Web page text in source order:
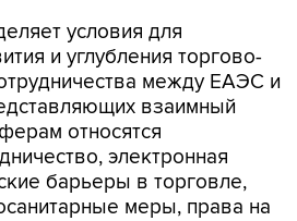
условия для
и углубления торгово-
между ЕАЭС и
взаимный
относятся
электронная
барьеры в торговле,
меры, права на